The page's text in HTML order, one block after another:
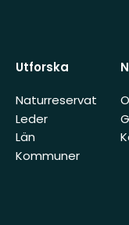
Utforska
Naturreservat
Leder
Län
Kommuner